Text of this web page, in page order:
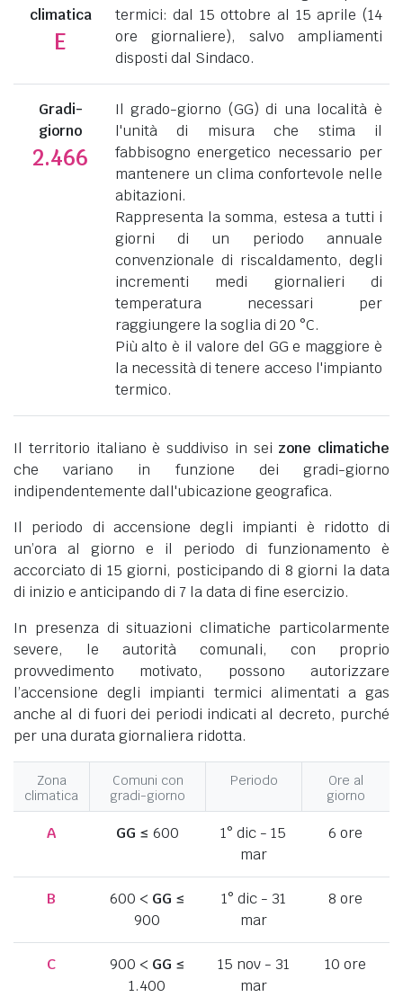
climatica
E
termici: dal 15 ottobre al 15 aprile (14
ore giornaliere), salvo ampliamenti
disposti dal Sindaco.
Gradi-
giorno
2.466
Il grado-giorno (GG) di una località è
l'unità di misura che stima il
fabbisogno energetico necessario per
mantenere un clima confortevole nelle
abitazioni.
Rappresenta la somma, estesa a tutti i
giorni di un periodo annuale
convenzionale di riscaldamento, degli
incrementi medi giornalieri di
temperatura necessari per
raggiungere la soglia di 20 °C.
Più alto è il valore del GG e maggiore è
la necessità di tenere acceso l'impianto
termico.
Il territorio italiano è suddiviso in sei zone climatiche
che variano in funzione dei gradi-giorno
indipendentemente dall'ubicazione geografica.
Il periodo di accensione degli impianti è ridotto di
un’ora al giorno e il periodo di funzionamento è
accorciato di 15 giorni, posticipando di 8 giorni la data
di inizio e anticipando di 7 la data di fine esercizio.
In presenza di situazioni climatiche particolarmente
severe, le autorità comunali, con proprio
provvedimento motivato, possono autorizzare
l’accensione degli impianti termici alimentati a gas
anche al di fuori dei periodi indicati al decreto, purché
per una durata giornaliera ridotta.
Zona
climatica
Comuni con
gradi-giorno
Periodo
Ore al
giorno
A GG ≤ 600
1° dic - 15
mar
6 ore
B 600 < GG ≤
900
1° dic - 31
mar
8 ore
C 900 < GG ≤
1.400
15 nov - 31
mar
10 ore